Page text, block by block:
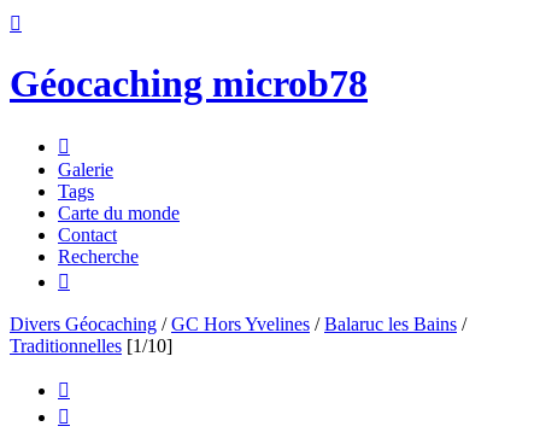

Géocaching microb78

Galerie
Tags
Carte du monde
Contact
Recherche

Divers Géocaching / GC Hors Yvelines / Balaruc les Bains /
Traditionnelles [1/10]

